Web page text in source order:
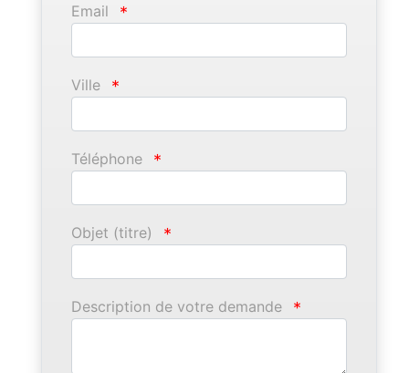
Email *
Ville *
Téléphone *
Objet (titre) *
Description de votre demande *